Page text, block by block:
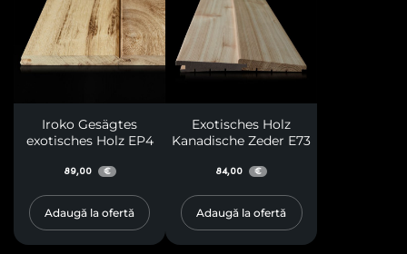
Iroko Gesägtes
exotisches Holz EP4
89,00 €
Adaugă la ofertă
Exotisches Holz
Kanadische Zeder E73
84,00 €
Adaugă la ofertă